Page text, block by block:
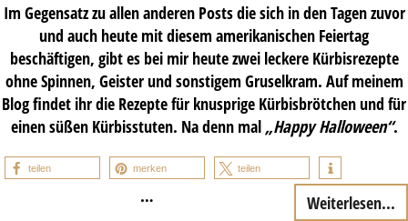
Im Gegensatz zu allen anderen Posts die sich in den Tagen zuvor
und auch heute mit diesem amerikanischen Feiertag
beschäftigen, gibt es bei mir heute zwei leckere Kürbisrezepte
ohne Spinnen, Geister und sonstigem Gruselkram. Auf meinem
Blog findet ihr die Rezepte für knusprige Kürbisbrötchen und für
einen süßen Kürbisstuten. Na denn mal „Happy Halloween“.
teilen merken teilen
… Weiterlesen...